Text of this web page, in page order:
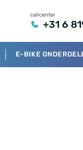
callcenter
+31 6
E-BIKE